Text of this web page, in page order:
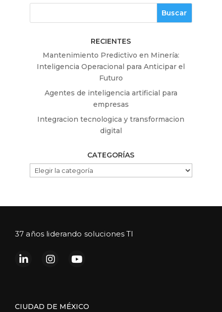
RECIENTES
Mantenimiento Predictivo en Minería:
Inteligencia Operacional para Anticipar el
Futuro
Agentes de inteligencia artificial para
empresas
Integracion tecnologica y transformacion
digital
CATEGORÍAS
CATEGORÍAS
37 años liderando soluciones TI
CIUDAD DE MÉXICO